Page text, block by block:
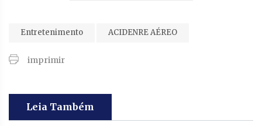
Entretenimento ACIDENRE AÉREO
imprimir
Leia Também